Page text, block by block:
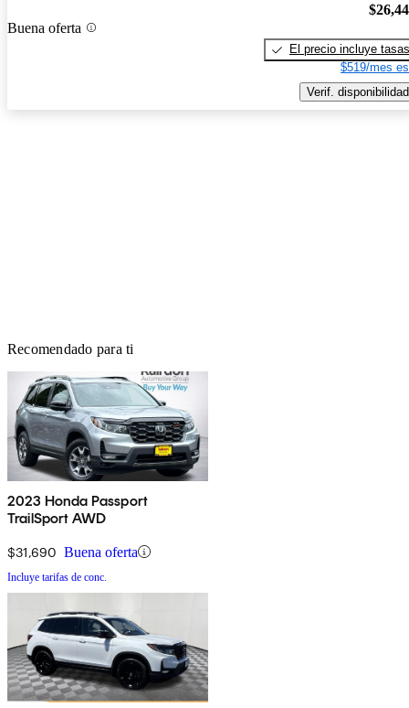
Buena oferta
El precio incluye tasas
$519/mes
Verif. disponibilidad
Recomendado para ti
2023 Honda Passport
TrailSport AWD
$31,690 Buena oferta
Incluye tarifas de conc.